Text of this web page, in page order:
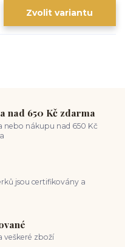
Zvolit variantu
nad 650 Kč zdarma
nebo nákupu nad 650 Kč
jsou certifikovány a
veškeré zboží